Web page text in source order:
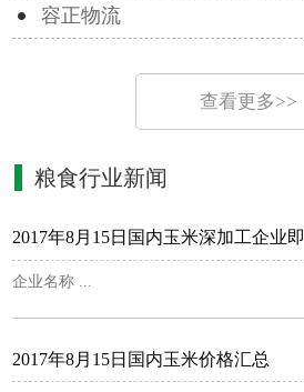
容正物流
查看更多>>
粮食行业新闻
2017年8月15日国内玉米深加工企业即
企业名称 ...
2017年8月15日国内玉米价格汇总